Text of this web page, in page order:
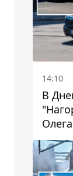
14:10
В
№5